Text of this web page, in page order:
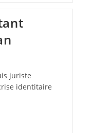
juriste
identitaire